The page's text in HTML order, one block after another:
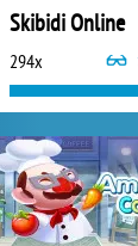
Skibidi Online
294x